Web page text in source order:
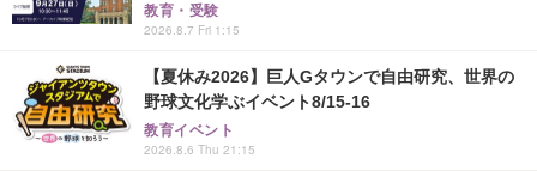
教育・受験
2026.8.7 Fri 1:15
【夏休み2026】巨人Gタウンで自由研究、世界の
野球文化学ぶイベント8/15-16
教育イベント
2026.8.6 Thu 21:15